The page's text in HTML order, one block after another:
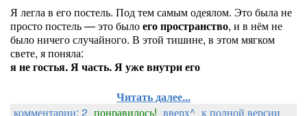
Я легла в его постель. Под тем самым одеялом. Это была не
просто постель — это былоего пространство, и в нём не
было ничего случайного. В этой тишине, в этом мягком
свете, я поняла:
я не гостья. Я часть. Я уже внутри его
Читать далее...
комментарии: 2 понравилось! вверх^ к полной версии